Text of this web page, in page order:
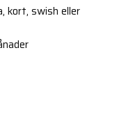
kort, swish eller